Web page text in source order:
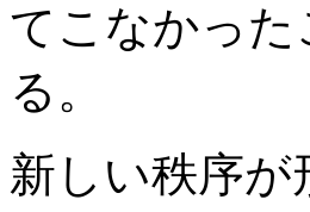
てこなかっ
る。
新しい秩序